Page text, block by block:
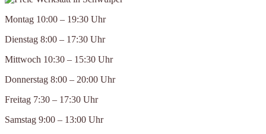
Montag 10:00 – 19:30 Uhr
Dienstag 8:00 – 17:30 Uhr
Mittwoch 10:30 – 15:30 Uhr
Donnerstag 8:00 – 20:00 Uhr
Freitag 7:30 – 17:30 Uhr
Samstag 9:00 – 13:00 Uhr